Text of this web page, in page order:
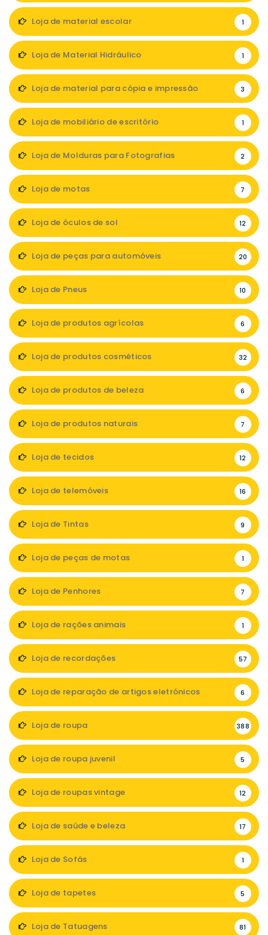
Loja de material escolar 1
Loja de Material Hidráulico 1
Loja de material para cópia e impressão 3
Loja de mobiliário de escritório 1
Loja de Molduras para Fotografias 2
Loja de motas 7
Loja de óculos de sol 12
Loja de peças para automóveis 20
Loja de Pneus 10
Loja de produtos agrícolas 6
Loja de produtos cosméticos 32
Loja de produtos de beleza 6
Loja de produtos naturais 7
Loja de tecidos 12
Loja de telemóveis 16
Loja de Tintas 9
Loja de peças de motas 1
Loja de Penhores 7
Loja de rações animais 1
Loja de recordações 57
Loja de reparação de artigos eletrónicos 6
Loja de roupa 388
Loja de roupa juvenil 5
Loja de roupas vintage 12
Loja de saúde e beleza 17
Loja de Sofás 1
Loja de tapetes 5
Loja de Tatuagens 81